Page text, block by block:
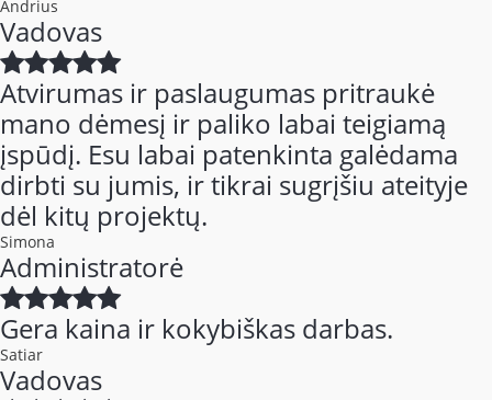
Andrius
Vadovas
Atvirumas ir paslaugumas pritraukė
mano dėmesį ir paliko labai teigiamą
įspūdį. Esu labai patenkinta galėdama
dirbti su jumis, ir tikrai sugrįšiu ateityje
dėl kitų projektų.
Simona
Administratorė
Gera kaina ir kokybiškas darbas.
Satiar
Vadovas